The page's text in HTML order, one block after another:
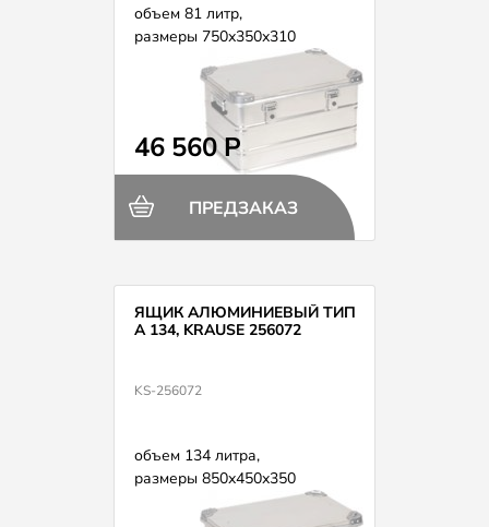
объем 81 литр,
размеры 750х350х310
46 560 Р
ПРЕДЗАКАЗ
ЯЩИК АЛЮМИНИЕВЫЙ ТИП
А 134, KRAUSE 256072
KS-256072
объем 134 литра,
размеры 850х450х350